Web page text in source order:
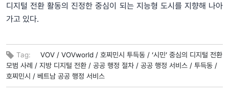
디지털 전환 활동의 진정한 중심이 되는 지능형 도시를 지향해 나아
가고 있다.
Tag: VOV / VOVworld / 호찌민시 투득동 / ‘시민’ 중심의 디지털 전환
모범 사례 / 지방 디지털 전환 / 공공 행정 절차 / 공공 행정 서비스 / 투득동 /
호찌민시 / 베트남 공공 행정 서비스